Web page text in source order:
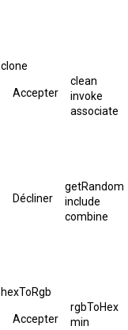
clone
Accepter
clean
invoke
associate
Décliner
getRandom
include
combine
hexToRgb
Accepter
rgbToHex
min